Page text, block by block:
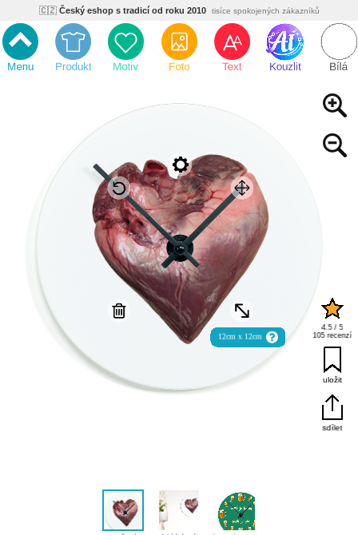
🇨🇿 Český eshop s tradicí od roku 2010 tisíce spokojených zákazníků
Ekologický a zdravotně nezávadný žádná čína, barvy s certifikáty
💡Inovativní výroba vlastní vývoj, nejnovější technologie
Rychlé dodání expedujeme do 24h
Kvalita pod kontrolou jsme přímý výrobce, žádný zprostředkovatel
Český eshop s tradicí od roku 2010 tisíce spokojených zákazníků